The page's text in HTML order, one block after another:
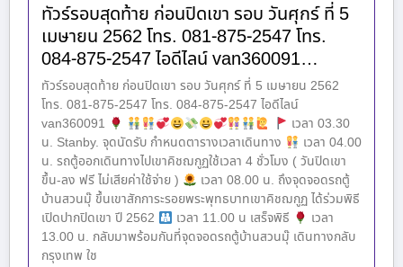
ทัวร์รอบสุดท้าย ก่อนปิดเขา รอบ วันศุกร์ ที่ 5
เมษายน 2562 โทร. 081-875-2547 โทร.
084-875-2547 ไอดีไลน์ van360091…
ทัวร์รอบสุดท้าย ก่อนปิดเขา รอบ วันศุกร์ ที่ 5 เมษายน 2562
โทร. 081-875-2547 โทร. 084-875-2547 ไอดีไลน์
van360091
เวลา 03.30
น. Stanby. จุดนัดรับ กำหนดตารางเวลาเดินทาง
เวลา 04.00
น. รถตู้ออกเดินทางไปเขาคิชฌกูฏใช้เวลา 4 ชั่วโมง ( วันปิดเขา
ขึ้น-ลง ฟรี ไม่เสียค่าใช้จ่าย )
เวลา 08.00 น. ถึงจุดจอดรถตู้
บ้านสวนมุ๊ ขึ้นเขาสักการะรอยพระพุทธบาทเขาคิชฌกูฏ ได้ร่วมพิธี
เปิดปากปิดเขา ปี 2562
เวลา 11.00 น เสร็จพิธี
เวลา
13.00 น. กลับมาพร้อมกันที่จุดจอดรถตู้บ้านสวนมุ๊ เดินทางกลับ
กรุงเทพ ใช